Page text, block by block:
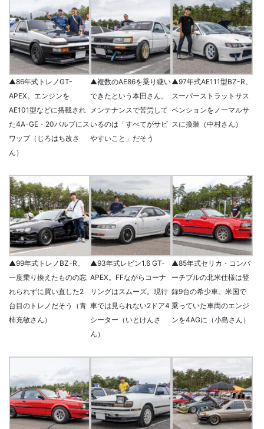
▲86年式トレノGT-
APEX。エンジンを
AE101型などに搭載され
た4A-GE・20バルブにス
ワップ（じろはち改さ
ん）
▲複数のAE86を乗り継い
できたという本田さん。
メンテナンスで苦労して
いるのは「すべてがサビ
やすいこと」だそう
▲97年式AE111型BZ-R。
スーパーストラットサス
ペンションをノーマルサ
スに換装（中村さん）
▲99年式トレノBZ-R。
一度乗り換えたものの忘
れられずに買い直した2
台目のトレノだそう（青
柿充敏さん）
▲93年式レビン1.6 GT-
APEX。FFながらコーナ
リングはスムーズ。現行
車では見られない2ドア4
シーター（いとけんさ
ん）
▲85年式セリカ・コンバ
ーチブルの北米仕様は登
録9台の希少車。米国で
乗っていた車両のエンジ
ンを4AGに（小島さん）